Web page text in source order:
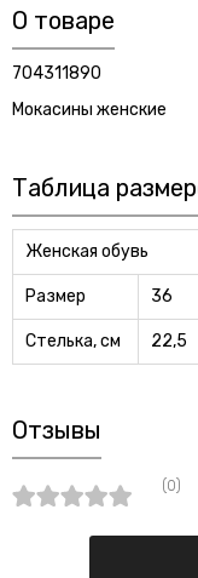
О товаре
704311890
Мокасины женские
Таблица
Женская обувь
Размер 36
Стелька, см 22,5
Отзывы
(0)